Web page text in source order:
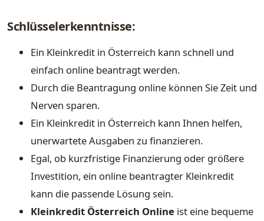
Schlüsselerkenntnisse:
Ein Kleinkredit in Österreich kann schnell und
einfach online beantragt werden.
Durch die Beantragung online können Sie Zeit und
Nerven sparen.
Ein Kleinkredit in Österreich kann Ihnen helfen,
unerwartete Ausgaben zu finanzieren.
Egal, ob kurzfristige Finanzierung oder größere
Investition, ein online beantragter Kleinkredit
kann die passende Lösung sein.
Kleinkredit Österreich Online ist eine bequeme